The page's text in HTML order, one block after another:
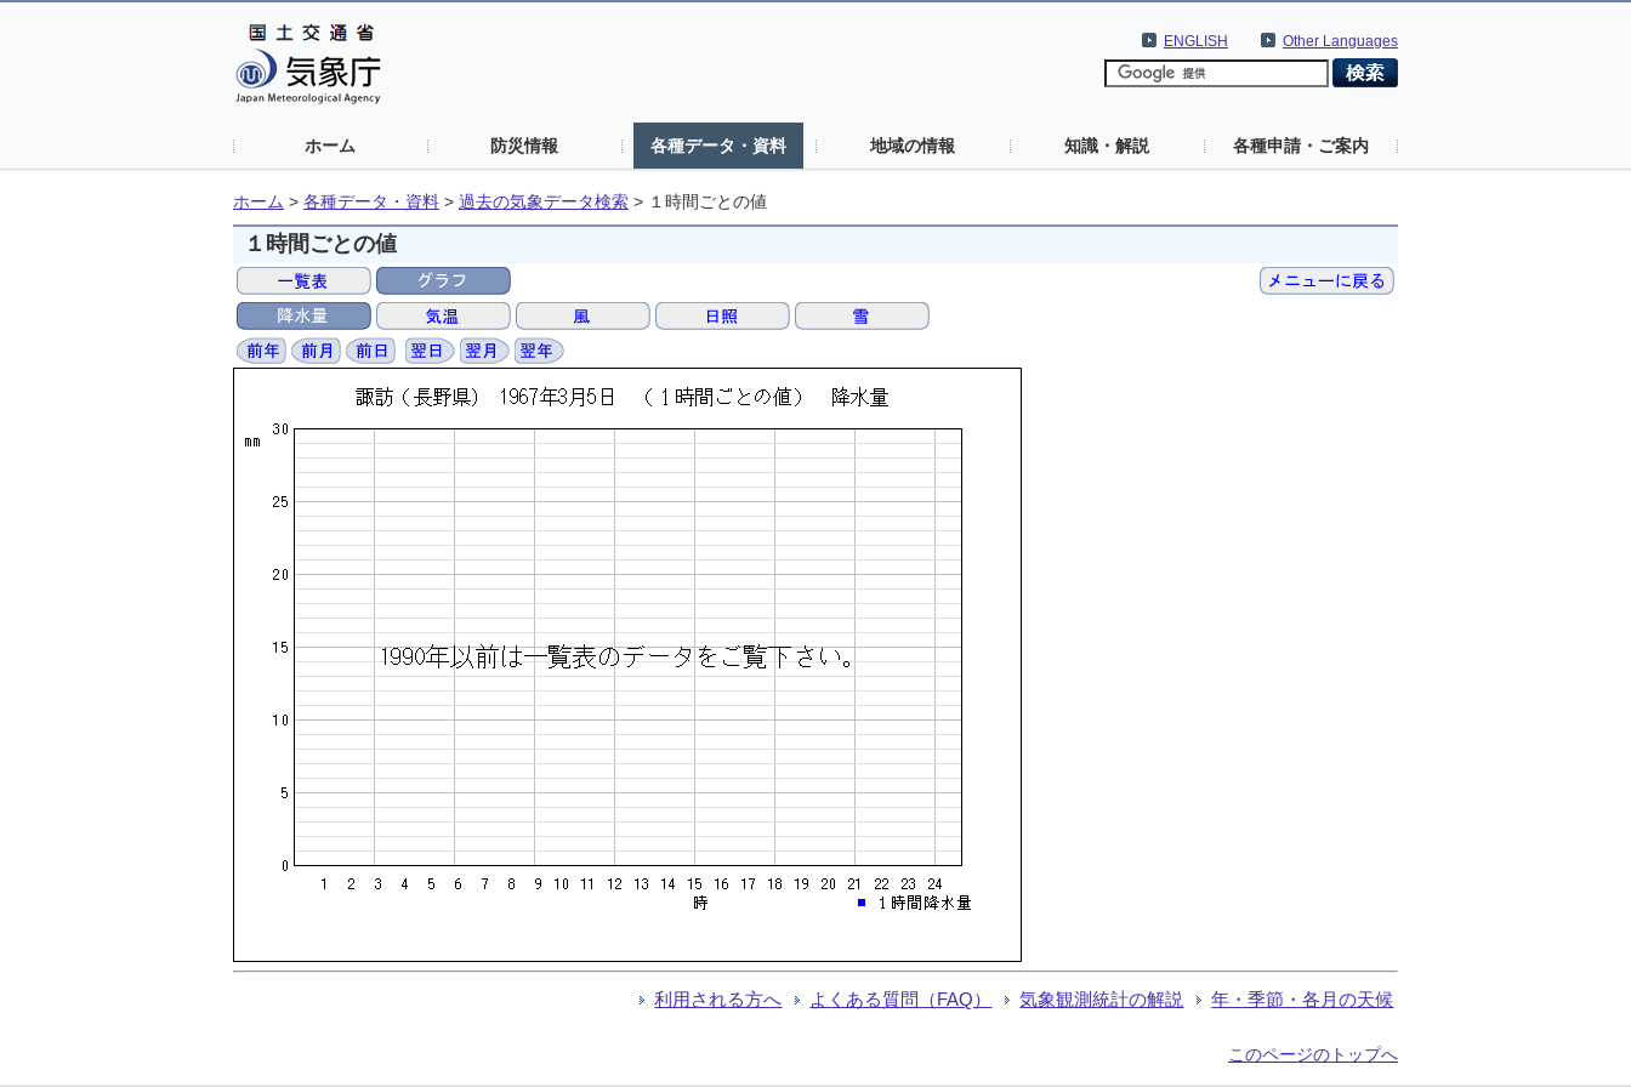
Other Languages
ENGLISH
ホーム 防災情報 各種データ・資料 地域の情報 知識・解説 各種申請・ご案内
ホーム > 各種データ・資料 > 過去の気象データ検索 > １時間ごとの値
１時間ごとの値
利用される方へ よくある質問（FAQ） 気象観測統計の解説 年・季節・各月の天候
このページのトップへ